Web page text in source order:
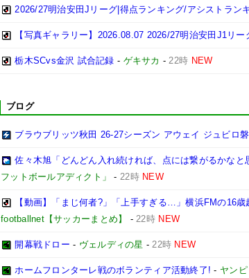
2026/27明治安田Jリーグ|得点ランキング/アシストラン
【写真ギャラリー】2026.08.07 2026/27明治安田J1リ
栃木SCvs金沢 試合記録 - ゲキサカ -22時 NEW
ブログ
ブラウブリッツ秋田 26-27シーズン アウェイ ジュビロ
佐々木旭「どんどん入れ続ければ、点には繋がるかな
フットボールアディクト」
-22時 NEW
【動画】「まじ何者?」「上手すぎる…」横浜FMの16
footballnet【サッカーまとめ】
-22時 NEW
開幕戦ドロー - ヴェルディの星 -22時 NEW
ホームフロンターレ戦のボランティア活動終了! - ヤン